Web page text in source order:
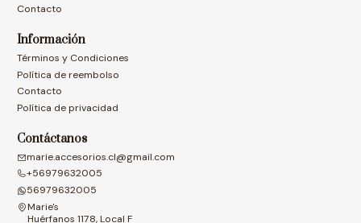
Contacto
Información
Términos y Condiciones
Política de reembolso
Contacto
Política de privacidad
Contáctanos
marie.accesorios.cl@gmail.com
+56979632005
56979632005
Marie's
Huérfanos 1178, Local F